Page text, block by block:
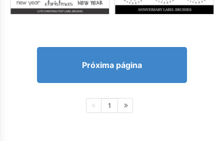
Próxima página
1